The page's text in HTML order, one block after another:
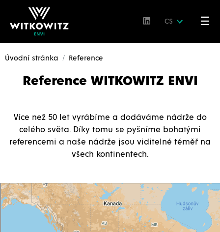
CS ☰
Úvodní stránka Reference
Reference WITKOWITZ ENVI
Více než 50 let vyrábíme a dodáváme nádrže do
celého světa. Díky tomu se pyšníme bohatými
referencemi a naše nádrže jsou viditelné téměř na
všech kontinentech.